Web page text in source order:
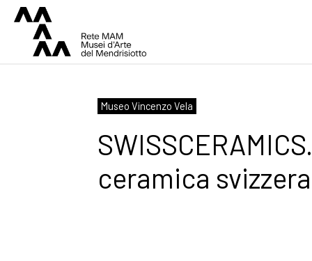
Museo Vincenzo Vela
ceramica